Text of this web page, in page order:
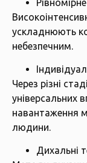
ускладнюють
небезпечним.
Через різні
універсальних
навантаження
людини.
Дихальні